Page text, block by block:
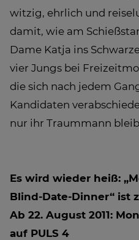
witzig, ehrlich und
damit, wie am
Dame Katja ins
vier Jungs bei
die sich nach jedem
Kandidaten
nur ihr Traummann
Es wird wieder heiß:
Blind-Date-Dinner“ ist
Ab 22. August 2011:
auf PULS 4